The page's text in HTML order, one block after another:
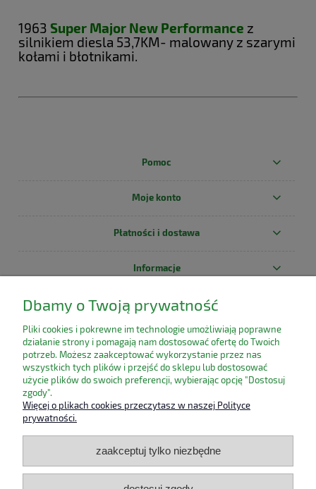
1963 Super Major New Performance z
silnikiem diesla 53,7KM- malowany z szarymi
kołami i błotnikami.
Pomoc
Moje konto
Płatności i dostawa
Informacje
O nas
Dbamy o Twoją prywatność
Pliki cookies i pokrewne im technologie umożliwiają poprawne
działanie strony i pomagają nam dostosować ofertę do Twoich
potrzeb. Możesz zaakceptować wykorzystanie przez nas
wszystkich tych plików i przejść do sklepu lub dostosować
użycie plików do swoich preferencji, wybierając opcję "Dostosuj
zgody".
Więcej o plikach cookies przeczytasz w naszej Polityce
prywatności.
zaakceptuj tylko niezbędne